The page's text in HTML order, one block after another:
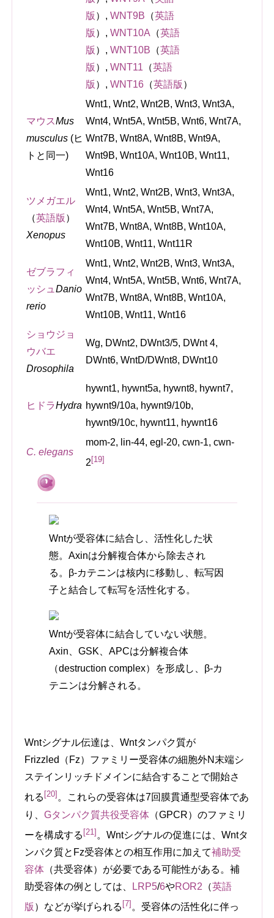
版 ） ,WNT9B （英語
版 ） ,WNT10A （英語
版 ） ,WNT10B （英語
版 ） ,WNT11 （英語
版 ） ,WNT16 （英語版 ）
マウスMus
musculus (ヒ
トと同一)
Wnt1, Wnt2, Wnt2B, Wnt3, Wnt3A,
Wnt4, Wnt5A, Wnt5B, Wnt6, Wnt7A,
Wnt7B, Wnt8A, Wnt8B, Wnt9A,
Wnt9B, Wnt10A, Wnt10B, Wnt11,
Wnt16
ツメガエル
（英語版 ）
Xenopus
Wnt1, Wnt2, Wnt2B, Wnt3, Wnt3A,
Wnt4, Wnt5A, Wnt5B, Wnt7A,
Wnt7B, Wnt8A, Wnt8B, Wnt10A,
Wnt10B, Wnt11, Wnt11R
ゼブラフィ
ッシュDanio
rerio
Wnt1, Wnt2, Wnt2B, Wnt3, Wnt3A,
Wnt4, Wnt5A, Wnt5B, Wnt6, Wnt7A,
Wnt7B, Wnt8A, Wnt8B, Wnt10A,
Wnt10B, Wnt11, Wnt16
ショウジョ
ウバエ
Drosophila
Wg, DWnt2, DWnt3/5, DWnt 4,
DWnt6, WntD/DWnt8, DWnt10
ヒドラHydra
hywnt1, hywnt5a, hywnt8, hywnt7,
hywnt9/10a, hywnt9/10b,
hywnt9/10c, hywnt11, hywnt16
C. elegans
mom-2, lin-44, egl-20, cwn-1, cwn-
2 [19]
Wntが受容体に結合し、活性化した状
態。Axinは分解複合体から除去され
る。β-カテニンは核内に移動し、転写因
子と結合して転写を活性化する。
Wntが受容体に結合していない状態。
Axin、GSK、APCは分解複合体
（destruction complex）を形成し、β-カ
テニンは分解される。
Wntシグナル伝達は、Wntタンパク質が
Frizzled（Fz）ファミリー受容体の細胞外N末端シ
ステインリッチドメインに結合することで開始さ
れる [20] 。これらの受容体は7回膜貫通型受容体であ
り、Gタンパク質共役受容体 （GPCR）のファミリ
ーを構成する [21] 。Wntシグナルの促進には、Wntタ
ンパク質とFz受容体との相互作用に加えて補助受
容体 （共受容体）が必要である可能性がある。補
助受容体の例としては、
LRP5/6やROR2 （英語
版 ） などが挙げられる [7] 。受容体の活性化に伴っ